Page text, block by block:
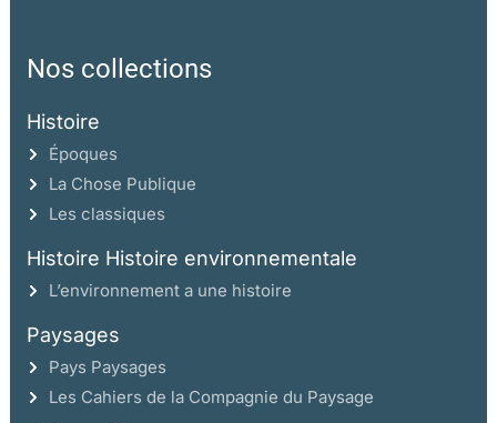
Nos collections
Histoire
Époques
La Chose Publique
Les classiques
Histoire Histoire environnementale
L’environnement a une histoire
Paysages
Pays Paysages
Les Cahiers de la Compagnie du Paysage